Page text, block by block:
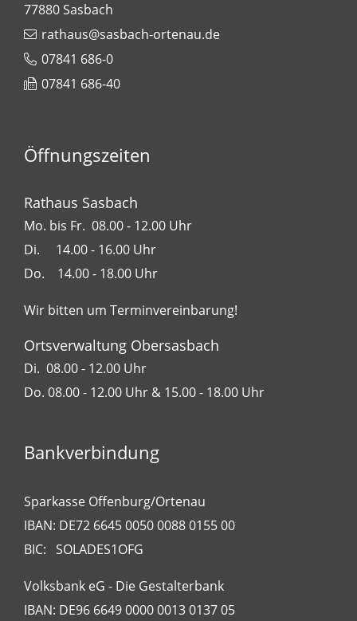
77880Sasbach
rathaus@sasbach-ortenau.de
07841 686-0
07841 686-40
Öffnungszeiten
Rathaus Sasbach
Mo. bis Fr. 08.00 - 12.00 Uhr
Di. 14.00 - 16.00 Uhr
Do. 14.00 - 18.00 Uhr
Wir bitten um Terminvereinbarung!
Ortsverwaltung Obersasbach
Di. 08.00 - 12.00 Uhr
Do. 08.00 - 12.00 Uhr & 15.00 - 18.00 Uhr
Bankverbindung
Sparkasse Offenburg/Ortenau
IBAN: DE72 6645 0050 0088 0155 00
BIC: SOLADES1OFG
Volksbank eG - Die Gestalterbank
IBAN: DE96 6649 0000 0013 0137 05